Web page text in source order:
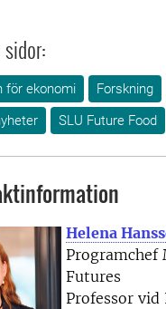
för ekonomi
Forskning
SLU Future Food
Helena
Programchef
Futures
Professor